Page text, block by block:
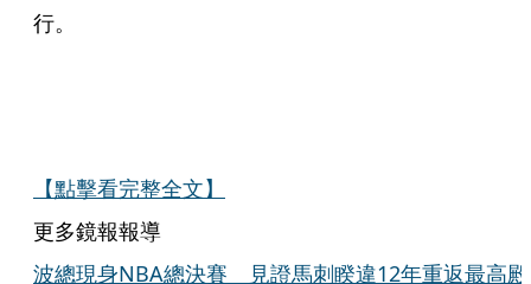
行。
【點擊看完整全文】
更多鏡報報導
波總現身NBA總決賽 見證馬刺睽違12年重返最高殿